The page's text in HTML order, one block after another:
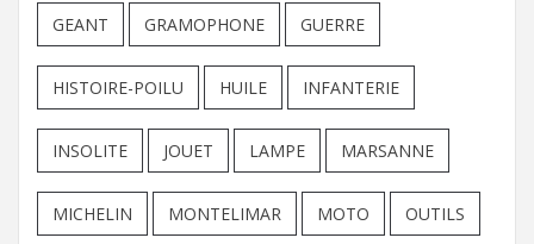
GEANT GRAMOPHONE GUERRE
HISTOIRE-POILU HUILE INFANTERIE
INSOLITE JOUET LAMPE MARSANNE
MICHELIN MONTELIMAR MOTO OUTILS